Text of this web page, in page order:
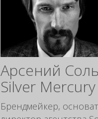
Арсений
Silver
Брендмейкер,